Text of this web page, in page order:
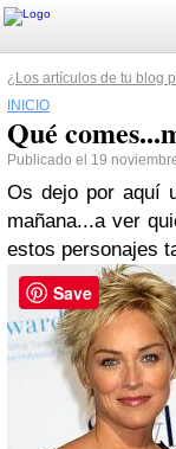
¿Los artículos de tu blog
INICIO
Qué
Publicado el 19
Os dejo por aquí
mañana...a ver
estos personajes
Save